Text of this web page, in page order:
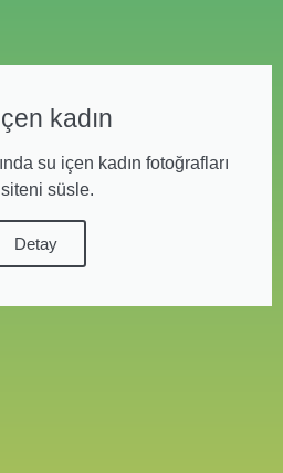
kadın
su içen kadın fotoğrafları
süsle.
Detay